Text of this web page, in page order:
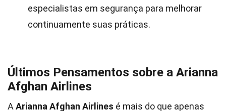
especialistas em segurança para melhorar
continuamente suas práticas.
Últimos Pensamentos sobre a Arianna
Afghan Airlines
A Arianna Afghan Airlines é mais do que apenas